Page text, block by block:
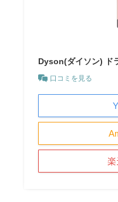
Dyson(ダイソン) ド
口コミを見る